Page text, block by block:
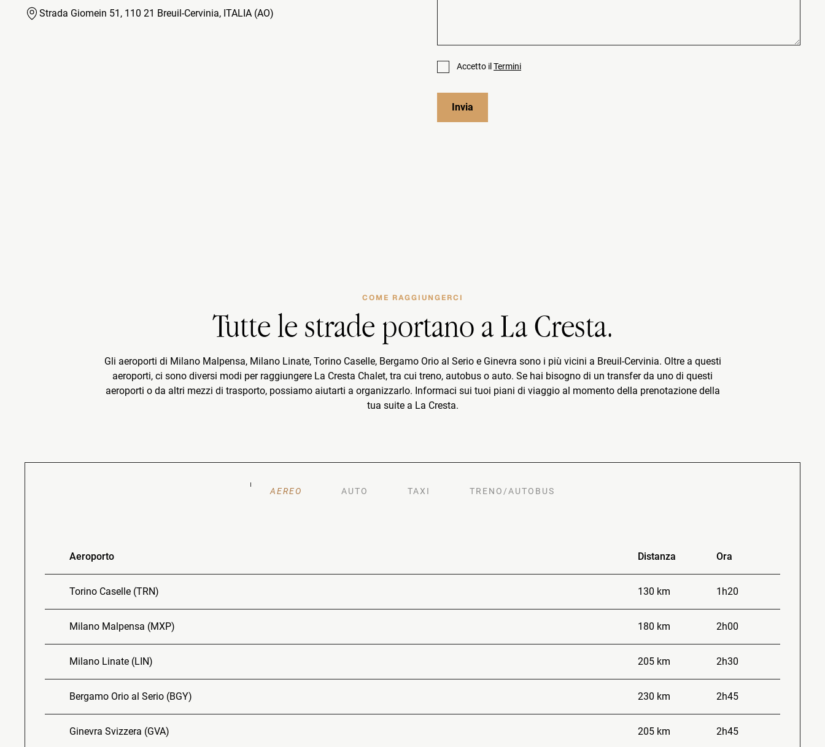
Strada Giomein 51, 110 21 Breuil-Cervinia, ITALIA (AO)
Accetto il Termini
COME RAGGIUNGERCI
Tutte le strade portano a La Cresta.
Gli aeroporti di Milano Malpensa, Milano Linate, Torino Caselle, Bergamo Orio al Serio e Ginevra sono i più vicini a Breuil-Cervinia. Oltre a questi
aeroporti, ci sono diversi modi per raggiungere La Cresta Chalet, tra cui treno, autobus o auto. Se hai bisogno di un transfer da uno di questi
aeroporti o da altri mezzi di trasporto, possiamo aiutarti a organizzarlo. Informaci sui tuoi piani di viaggio al momento della prenotazione della
tua suite a La Cresta.
AEREO AUTO TAXI TRENO/AUTOBUS
Aeroporto Distanza Ora
Torino Caselle (TRN) 130 km 1h20
Milano Malpensa (MXP) 180 km 2h00
Milano Linate (LIN) 205 km 2h30
Bergamo Orio al Serio (BGY) 230 km 2h45
Ginevra Svizzera (GVA) 205 km 2h45